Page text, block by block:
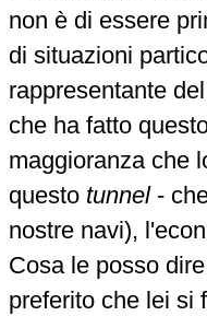
non è di essere
di situazioni
rappresentante
che ha fatto
maggioranza che
questo tunnel-
nostre navi),
Cosa le posso
preferito che lei si